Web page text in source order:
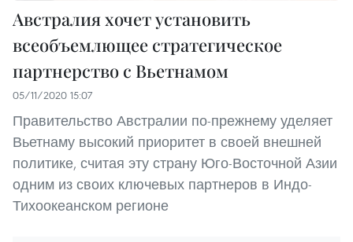
Австралия хочет установить
всеобъемлющее стратегическое
партнерство с Вьетнамом
05/11/2020 15:07
Правительство Австралии по-прежнему уделяет
Вьетнаму высокий приоритет в своей внешней
политике, считая эту страну Юго-Восточной Азии
одним из своих ключевых партнеров в Индо-
Тихоокеанском регионе